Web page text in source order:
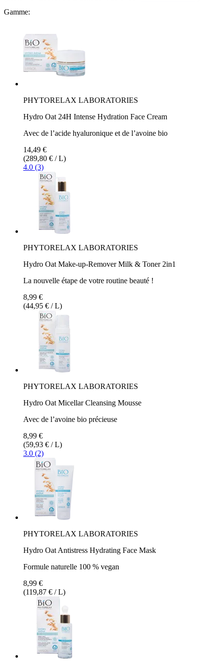
Gamme:
PHYTORELAX LABORATORIES
Hydro Oat 24H Intense Hydration Face Cream
Avec de l’acide hyaluronique et de l’avoine bio
14,49 €
(289,80 € / L)
4.0 (3)
PHYTORELAX LABORATORIES
Hydro Oat Make-up-Remover Milk & Toner 2in1
La nouvelle étape de votre routine beauté !
8,99 €
(44,95 € / L)
PHYTORELAX LABORATORIES
Hydro Oat Micellar Cleansing Mousse
Avec de l’avoine bio précieuse
8,99 €
(59,93 € / L)
3.0 (2)
PHYTORELAX LABORATORIES
Hydro Oat Antistress Hydrating Face Mask
Formule naturelle 100 % vegan
8,99 €
(119,87 € / L)